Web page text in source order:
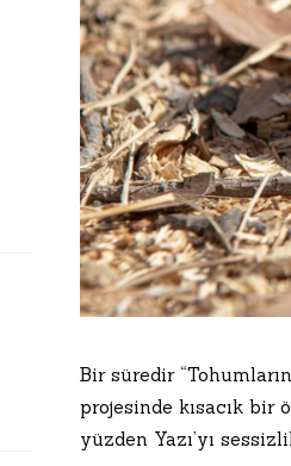
Bir süredir
projesinde kısacık
yüzden Yazı’yı